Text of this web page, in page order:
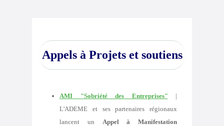
Appels à Projets et soutiens
AMI "Sobriété des Entreprises"
|
L'ADEME et ses partenaires régionaux
lancent un Appel à Manifestation